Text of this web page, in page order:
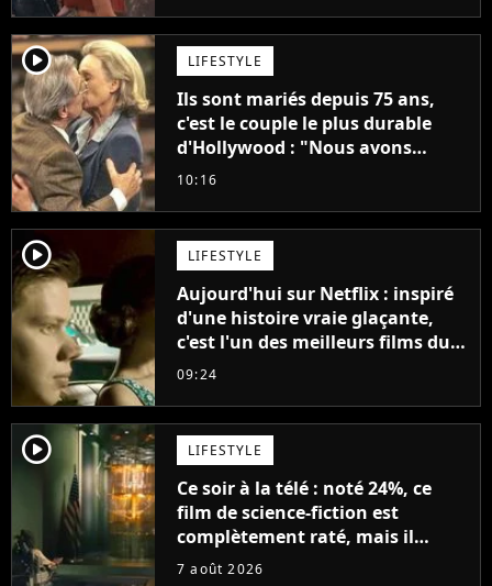
player2 LIFESTYLE
Ils sont mariés depuis 75 ans,
c'est le couple le plus durable
d'Hollywood : "Nous avons
avancé jour après jour, et les
décennies"
10:16
player2 LIFESTYLE
Aujourd'hui sur Netflix : inspiré
d'une histoire vraie glaçante,
c'est l'un des meilleurs films du
21ème siècle
09:24
player2 LIFESTYLE
Ce soir à la télé : noté 24%, ce
film de science-fiction est
complètement raté, mais il
aurait pu être encore pire à
7 août 2026